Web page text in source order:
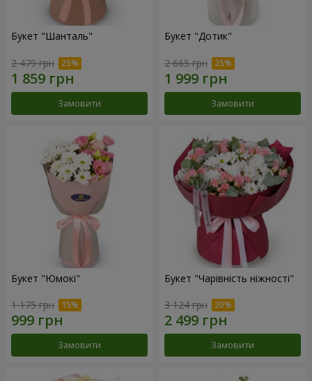
Букет "Шанталь"
2 479 грн
Замовити
Букет "Дотик"
2 665 грн
Замовити
Букет "Юмокі"
1 175 грн
Замовити
Букет "Чарівність ніжності"
3 124 грн
Замовити